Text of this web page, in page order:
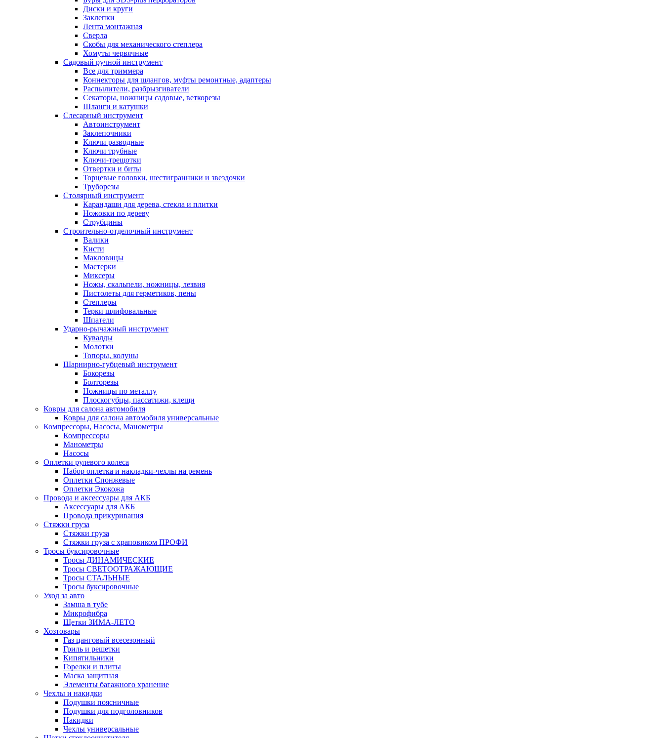
Диски и круги
Заклепки
Лента монтажная
Сверла
Скобы для механического степлера
Хомуты червячные
Садовый ручной инструмент
Все для триммера
Коннекторы для шлангов, муфты ремонтные, адаптеры
Распылители, разбрызгиватели
Секаторы, ножницы садовые, веткорезы
Шланги и катушки
Слесарный инструмент
Автоинструмент
Заклепочники
Ключи разводные
Ключи трубные
Ключи-трещотки
Отвертки и биты
Торцевые головки, шестигранники и звездочки
Труборезы
Столярный инструмент
Карандаши для дерева, стекла и плитки
Ножовки по дереву
Струбцины
Строительно-отделочный инструмент
Валики
Кисти
Макловицы
Мастерки
Миксеры
Ножы, скальпели, ножницы, лезвия
Пистолеты для герметиков, пены
Степлеры
Терки шлифовальные
Шпатели
Ударно-рычажный инструмент
Кувалды
Молотки
Топоры, колуны
Шарнирно-губцевый инструмент
Бокорезы
Болторезы
Ножницы по металлу
Плоскогубцы, пассатижи, клещи
Ковры для салона автомобиля
Ковры для салона автомобиля универсальные
Компрессоры, Насосы, Манометры
Компрессоры
Манометры
Насосы
Оплетки рулевого колеса
Набор оплетка и накладки-чехлы на ремень
Оплетки Спонжевые
Оплетки Экокожа
Провода и аксессуары для АКБ
Аксессуары для АКБ
Провода прикуривания
Стяжки груза
Стяжки груза
Стяжки груза с храповиком ПРОФИ
Тросы буксировочные
Тросы ДИНАМИЧЕСКИЕ
Тросы СВЕТООТРАЖАЮЩИЕ
Тросы СТАЛЬНЫЕ
Тросы буксировочные
Уход за авто
Замша в тубе
Микрофибра
Щетки ЗИМА-ЛЕТО
Хозтовары
Газ цанговый всесезонный
Гриль и решетки
Кипятильники
Горелки и плиты
Маска защитная
Элементы багажного хранение
Чехлы и накидки
Подушки поясничные
Подушки для подголовников
Накидки
Чехлы универсальные